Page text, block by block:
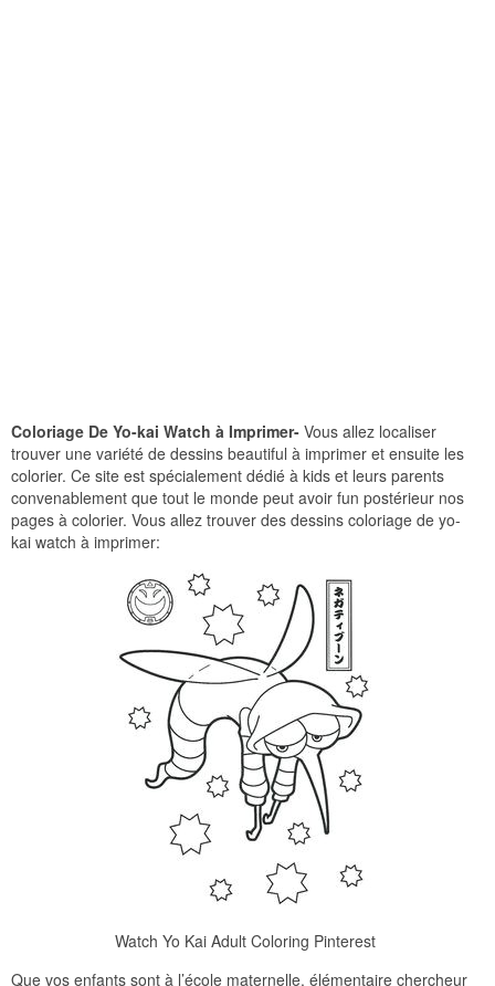
Coloriage De Yo-kai Watch à Imprimer- Vous allez localiser
trouver une variété de dessins beautiful à imprimer et ensuite les
colorier. Ce site est spécialement dédié à kids et leurs parents
convenablement que tout le monde peut avoir fun postérieur nos
pages à colorier. Vous allez trouver des dessins coloriage de yo-
kai watch à imprimer:
Watch Yo Kai Adult Coloring Pinterest
Que vos enfants sont à l’école maternelle, élémentaire chercheur